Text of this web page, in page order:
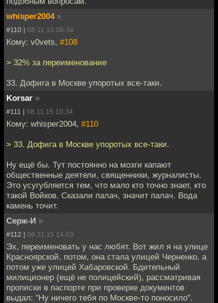
whisper2004 »
#110 | 08.11.15 08:34
Кому: v0vets, #108
> 32% за переименование
33. Дофига в Москве упоротых все-таки.
Korsar »
#111 | 08.11.15 10:34
Кому: whisper2004, #110
> 33. Дофига в Москве упоротых все-таки.
Ну ещё бы. Тут постоянно на мозги капают
общественные деятели, священники, журналисты.
Это усугубляется тем, что мало кто точно знает, кто
такой Войков. Сказали палач, значит палач. Вода
камень точит.
Серж-И »
#112 | 08.11.15 14:03
Эх, переименовать у нас любят. Вот жил я на улице
Красноярской, потом, она стала улицей Черненко, а
потом уже улицей Хабаровской. Бдительный
милиционер (ещё не полицейский), рассматривая
прописки в паспорте при проверке документов
выдал: "Ну ничего тебя по Москве-то поносило".